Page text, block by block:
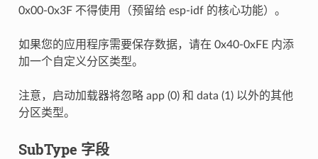
0x00-0x3F 不得使用（预留给 esp-idf 的核心功能）。
如果您的应用程序需要保存数据，请在 0x40-0xFE 内添
加一个自定义分区类型。
注意，启动加载器将忽略 app (0) 和 data (1) 以外的其他
分区类型。
SubType 字段